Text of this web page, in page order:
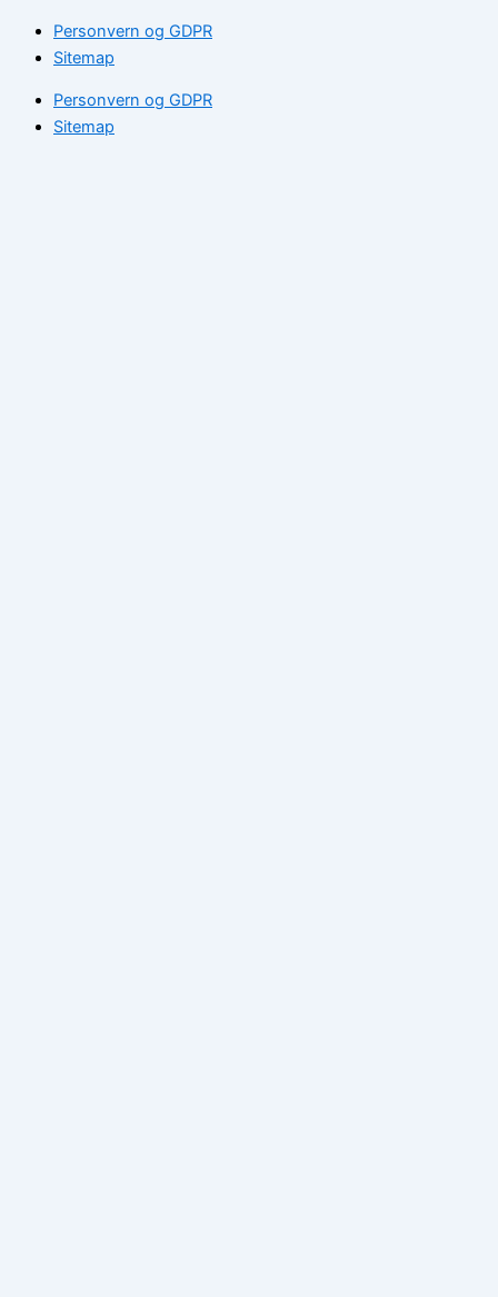
Personvern og GDPR
Sitemap
Personvern og GDPR
Sitemap